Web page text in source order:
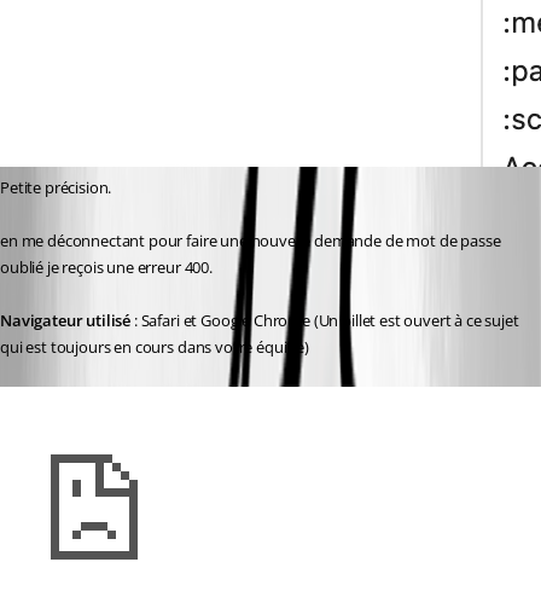
Petite précision.
en me déconnectant pour faire une nouvelle demande de mot de passe
oublié je reçois une erreur 400.
Navigateur utilisé : Safari et Google Chrome (Un billet est ouvert à ce sujet
qui est toujours en cours dans votre équipe)